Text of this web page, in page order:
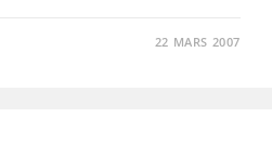
22 MARS 2007